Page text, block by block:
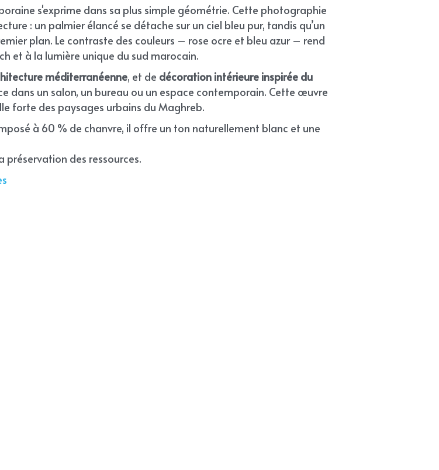
s'exprime dans sa plus simple géométrie. Cette photographie
: un palmier élancé se détache sur un ciel bleu pur, tandis qu’un
plan. Le contraste des couleurs – rose ocre et bleu azur – rend
et à la lumière unique du sud marocain.
méditerranéenne, et de décoration intérieure inspirée du
un salon, un bureau ou un espace contemporain. Cette œuvre
forte des paysages urbains du Maghreb.
à 60 % de chanvre, il offre un ton naturellement blanc et une
des ressources.